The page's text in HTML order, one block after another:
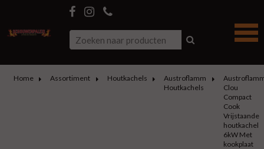
Home Assortiment Houtkachels
Austroflamm
Houtkachels
Clou
Compact
Cook
Vrijstaande
houtkachel
6kW Met
kookplaat